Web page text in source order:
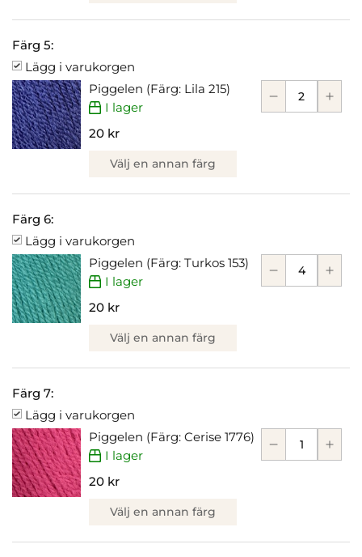
Färg 5:
Lägg i varukorgen
Piggelen (Färg: Lila 215)
I lager
20 kr
Välj en annan färg
Färg 6:
Lägg i varukorgen
Piggelen (Färg: Turkos 153)
I lager
20 kr
Välj en annan färg
Färg 7:
Lägg i varukorgen
Piggelen (Färg: Cerise 1776)
I lager
20 kr
Välj en annan färg